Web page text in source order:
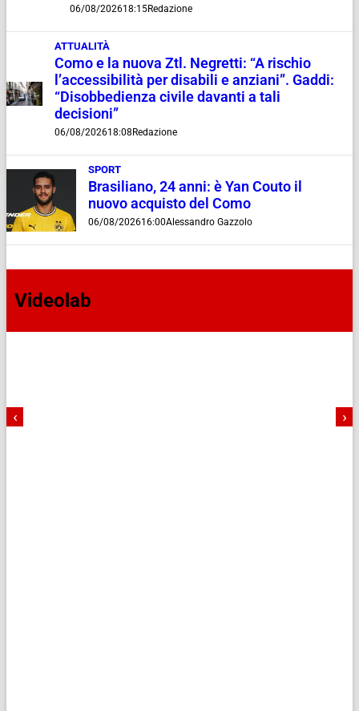
06/08/202618:15Redazione
ATTUALITÀ
Como e la nuova Ztl. Negretti: “A rischio
l’accessibilità per disabili e anziani”. Gaddi:
“Disobbedienza civile davanti a tali
decisioni”
06/08/202618:08 Redazione
SPORT
Brasiliano, 24 anni: è Yan Couto il
nuovo acquisto del Como
06/08/202616:00Alessandro Gazzolo
Videolab
‹ ›